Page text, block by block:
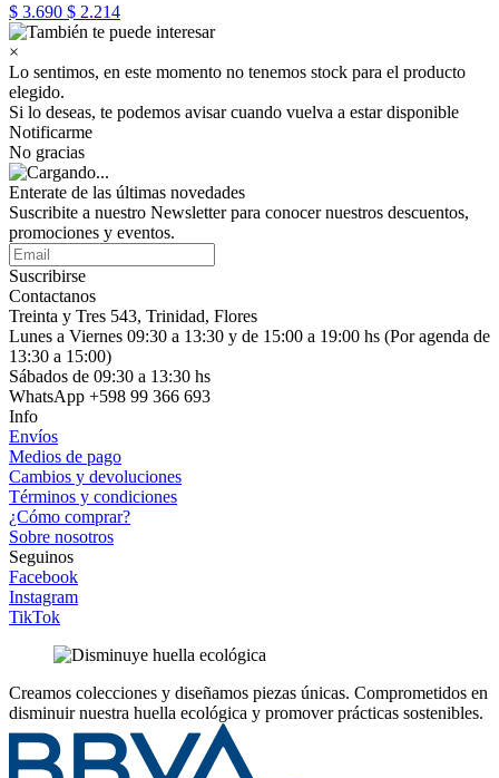
$ 3.690 $ 2.214
×
Lo sentimos, en este momento no tenemos stock para el producto
elegido.
Si lo deseas, te podemos avisar cuando vuelva a estar disponible
Notificarme
No gracias
Enterate de las últimas novedades
Suscribite a nuestro Newsletter para conocer nuestros descuentos,
promociones y eventos.
Suscribirse
Contactanos
Treinta y Tres 543, Trinidad, Flores
Lunes a Viernes 09:30 a 13:30 y de 15:00 a 19:00 hs (Por agenda de
13:30 a 15:00)
Sábados de 09:30 a 13:30 hs
WhatsApp +598 99 366 693
Info
Envíos
Medios de pago
Cambios y devoluciones
Términos y condiciones
¿Cómo comprar?
Sobre nosotros
Seguinos
Facebook
Instagram
TikTok
Creamos colecciones y diseñamos piezas únicas. Comprometidos en
disminuir nuestra huella ecológica y promover prácticas sostenibles.